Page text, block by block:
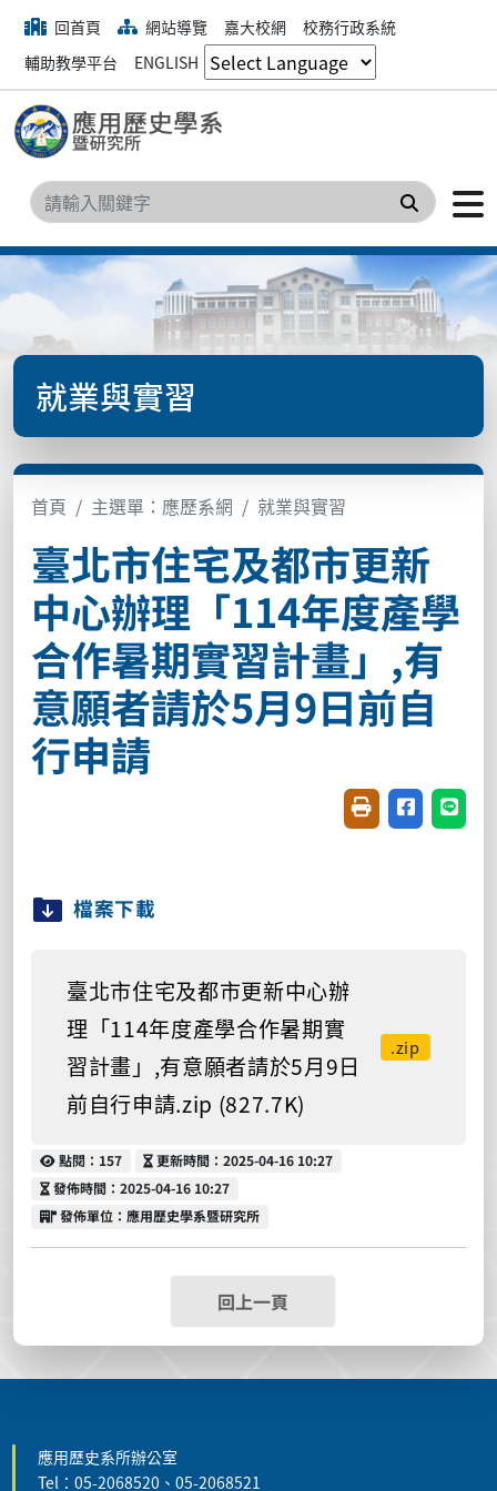
回首頁 網站導覽 嘉大校網
校務行政系統
輔助教學平台
ENGLISH
搜尋
就業與實習
首頁 主選單：應歷系網 就業與實習
臺北市住宅及都市更新
中心辦理「114年度產學
合作暑期實習計畫」,有
意願者請於5月9日前自
行申請
友善列印(開新視
分享至臉書
分享
檔案下載
臺北市住宅及都市更新中心辦
理「114年度產學合作暑期實
習計畫」,有意願者請於5月9日
前自行申請.zip (827.7K)
.zip
點閱
點閱：157 更新時間
更新時間：2025-04-16 10:27
發佈時間
發佈時間：2025-04-16 10:27
發佈單位
發佈單位：應用歷史學系暨研究所
回上一頁
應用歷史系所辦公室
Tel：05-2068520、05-2068521